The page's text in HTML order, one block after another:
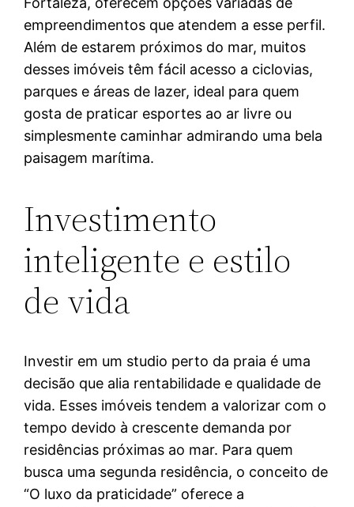
empreendimentos que atendem a esse perfil.
Além de estarem próximos do mar, muitos
desses imóveis têm fácil acesso a ciclovias,
parques e áreas de lazer, ideal para quem
gosta de praticar esportes ao ar livre ou
simplesmente caminhar admirando uma bela
paisagem marítima.
Investimento
inteligente e estilo
de vida
Investir em um studio perto da praia é uma
decisão que alia rentabilidade e qualidade de
vida. Esses imóveis tendem a valorizar com o
tempo devido à crescente demanda por
residências próximas ao mar. Para quem
busca uma segunda residência, o conceito de
“O luxo da praticidade” oferece a